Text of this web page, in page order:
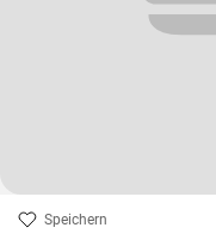
Speichern